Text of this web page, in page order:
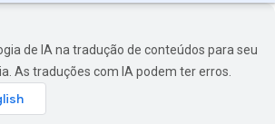
de IA na tradução de conteúdos para seu
As traduções com IA podem ter erros.